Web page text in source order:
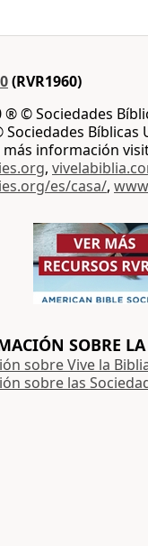
(RVR1960)
® © Sociedades
Sociedades Bíblicas
más información
,
es/casa/,
SOBRE
sobre Vive la
sobre las